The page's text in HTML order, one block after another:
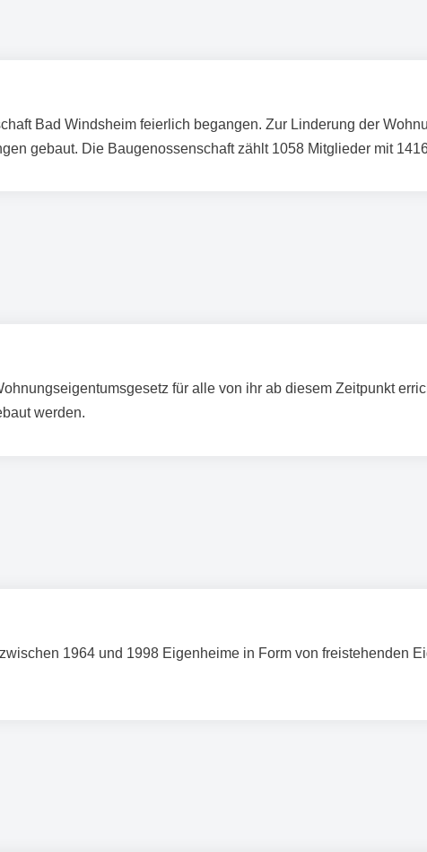
Bad Windsheim feierlich begangen. Zur Linderung der
gebaut. Die Baugenossenschaft zählt 1058 Mitglieder mit
für alle von ihr ab diesem Zeitpunkt
werden.
1964 und 1998 Eigenheime in Form von freistehenden